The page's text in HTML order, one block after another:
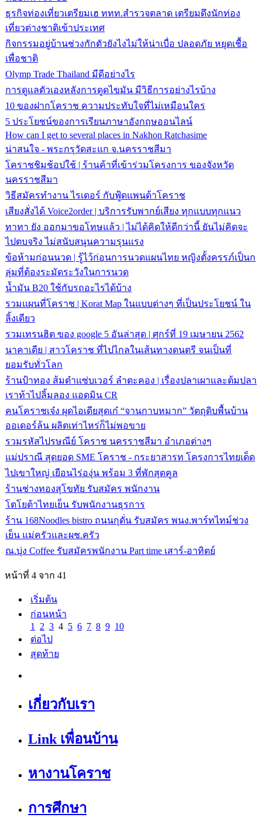
ธุรกิจท่องเที่ยวเตรียมเฮ ททท.สำรวจตลาด เตรียมดึงนักท่อง
เที่ยวต่างชาติเข้าประเทศ
กิจกรรมอยู่บ้านช่วงกักตัวยังไงไม่ให้น่าเบื่อ ปลอดภัย หยุดเชื้อ
เพื่อชาติ
Olymp Trade Thailand มีดีอย่างไร
การดูแลตัวเองหลังการดูดไขมัน มีวิธีการอย่างไรบ้าง
10 ของฝากโคราช ความประทับใจที่ไม่เหมือนใคร
5 ประโยชน์ของการเรียนภาษาอังกฤษออนไลน์
How can I get to several places in Nakhon Ratchasime
น่าสนใจ - พระกรุวัดสะแก จ.นครราชสีมา
โคราชชิมช้อปใช้ | ร้านค้าที่เข้าร่วมโครงการ ของจังหวัด
นครราชสีมา
วิธีสมัครทำงาน ไรเดอร์ กับฟู้ดแพนด้าโคราช
เสียงสั่งได้ Voice2order | บริการรับพากย์เสียง ทุกแบบทุกแนว
ทาทา ยัง ออกมาขอโทษแล้ว | ไม่ได้คิดให้ดีกว่านี้ ยันไม่คิดจะ
ไปตบจริง ไม่สนับสนุนความรุนแรง
ข้อห้ามก่อนนวด | รู้ไว้ก่อนการนวดแผนไทย หญิงตั้งครรภ์เป็นก
ลุ่มที่ต้องระมัดระวังในการนวด
น้ำมัน B20 ใช้กับรถอะไรได้บ้าง
รวมแผนที่โคราช | Korat Map ในแบบต่างๆ ที่เป็นประโยชน์ ใน
ลิ้งเดียว
รวมเทรนฮิต ของ google 5 อันล่าสุด | ศุกร์ที่ 19 เมษายน 2562
นาคาเดีย | สาวโคราช ที่ไปไกลในเส้นทางดนตรี จนเป็นที่
ยอมรับทั่วโลก
ร้านป้าทอง ส้มตำแซ่บเวอร์ ลำตะคอง | เรื่องปลาเผาและต้มปลา
เราท้าไปลิ้มลอง แอดมิน CR
คนโคราชเจ๋ง ผุดไอเดียสุดเก๋ “จานกาบหมาก” วัตถุดิบพื้นบ้าน
ออเดอร์ล้น ผลิตเท่าไหร่ก็ไม่พอขาย
รวมรหัสไปรษณีย์ โคราช นครราชสีมา อำเภอต่างๆ
แม่ปราณี สุดยอด SME โคราช - กระยาสารท โครงการไทยเด็ด
ไปเขาใหญ่ เยือนไร่องุ่น พร้อม 3 ที่พักสุดคูล
ร้านช่างทองสุโขทัย รับสมัคร พนักงาน
โตโยต้าไทยเย็น รับพนักงานธุรการ
ร้าน 168Noodles bistro ถนนกุดั่น รับสมัคร พนง.พาร์ทไทม์ช่วง
เย็น แม่ครัวและผช.ครัว
ณ.บุ่ง Coffee รับสมัครพนักงาน Part time เสาร์-อาทิตย์
หน้าที่ 4 จาก 41
เริ่มต้น
ก่อนหน้า
1
2 3 4 5 6 7 8 9 10
ต่อไป
สุดท้าย
เกี่ยวกับเรา
Link เพื่อนบ้าน
หางานโคราช
การศึกษา